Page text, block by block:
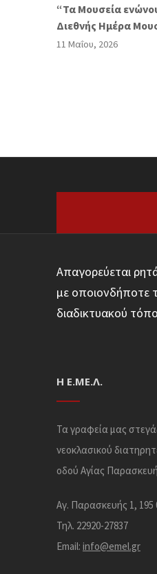
“Τα Μουσεία
Διεθνής Ημέρα
11 Μαΐου, 2026
Απαγορεύεται
με οποιονδήποτε
διαδικτυακού
Η Ε.ΜΕ.Λ.
Τα γραφεία μας
νεοκλασικού
οδού Αγίας
Αγ. Παρασκευής 1, 195
Τηλ. 22920-27837
Email: info@emel.gr